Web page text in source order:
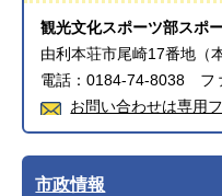
観光文化スポーツ部スポ
由利本荘市尾崎17番地（
電話：0184-74-8038 フ
お問い合わせは専用
市政情報